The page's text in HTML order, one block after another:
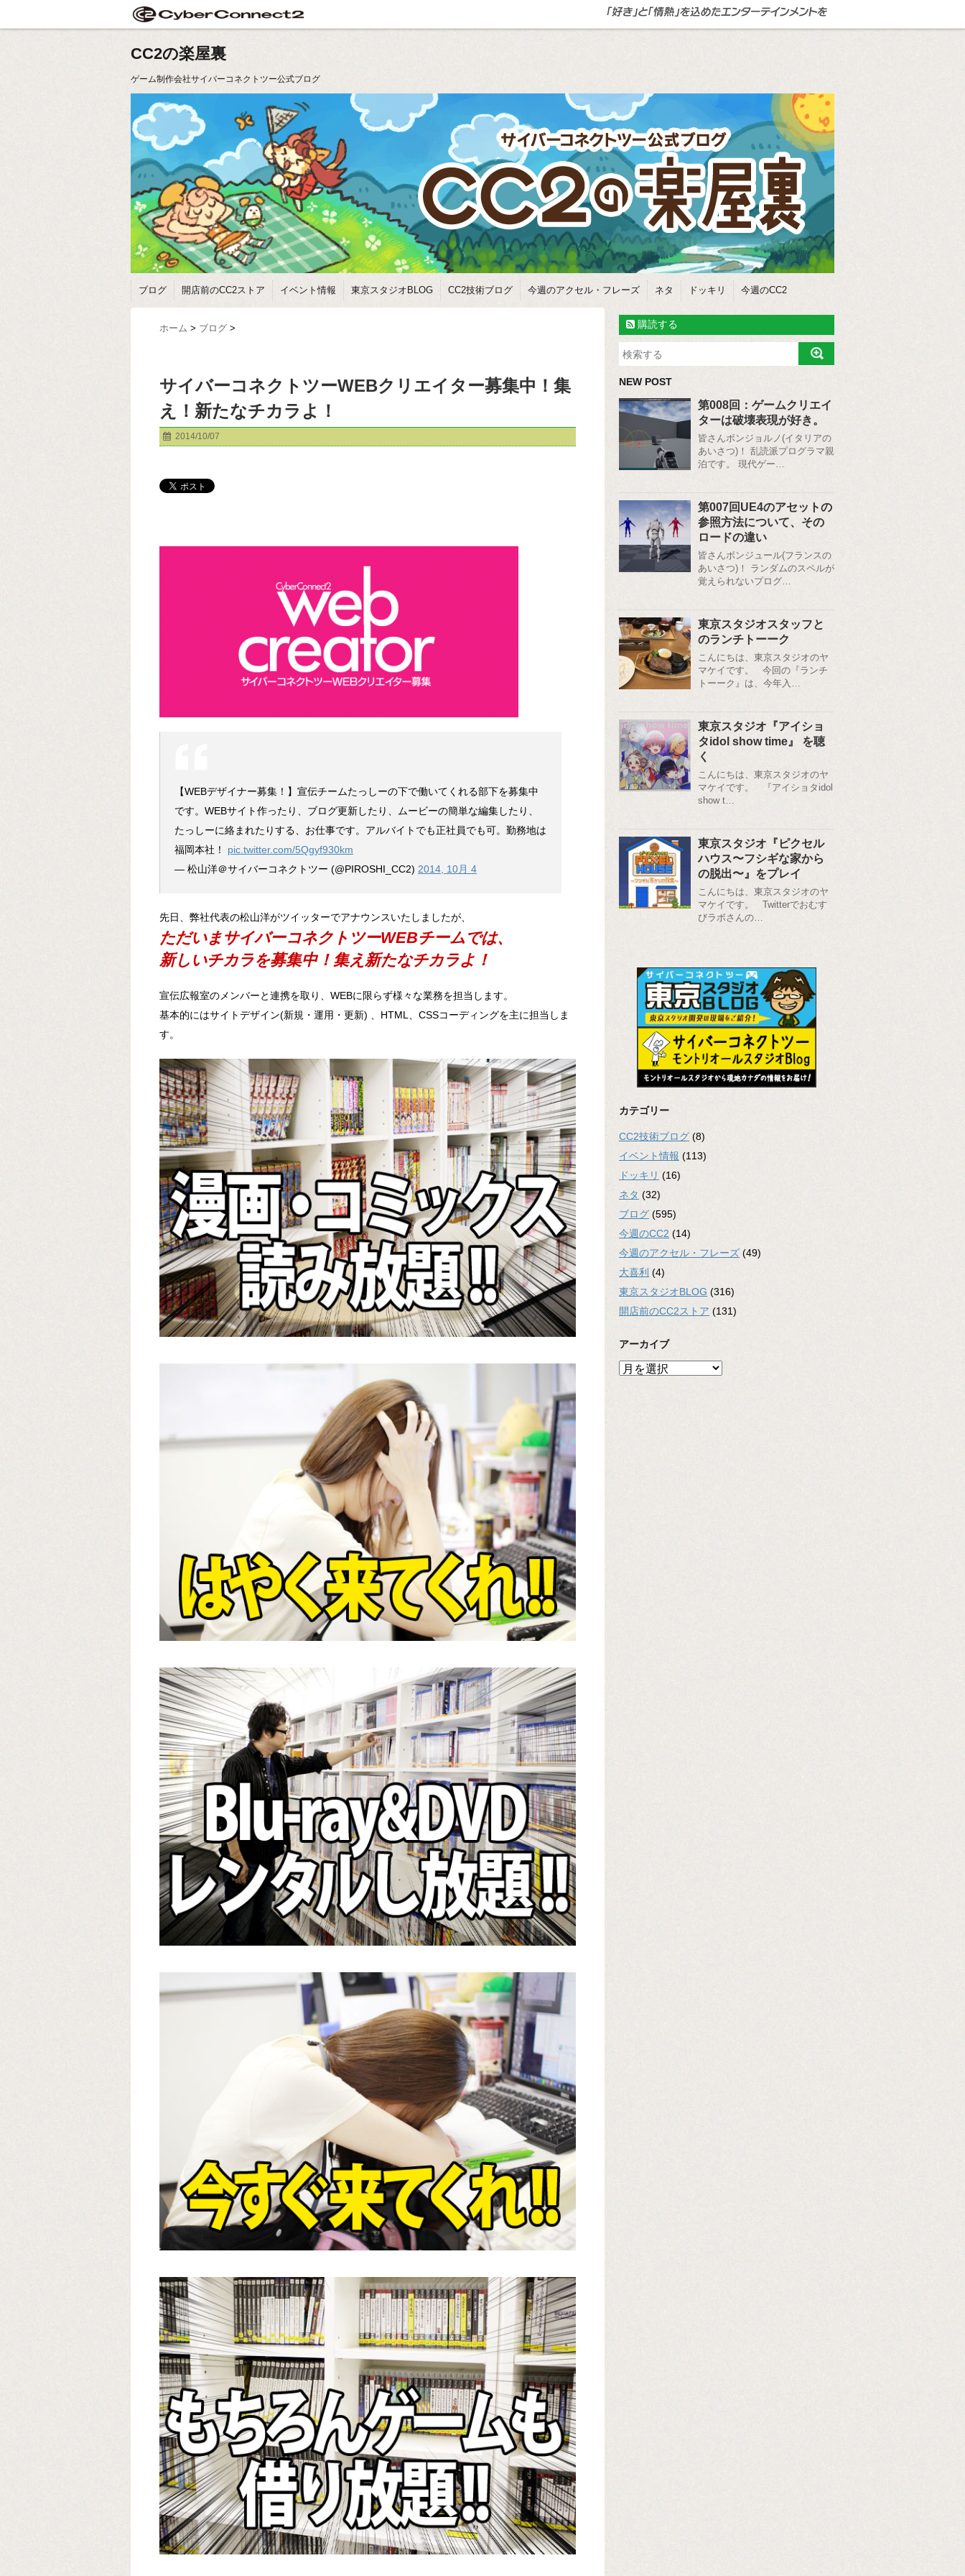
CC2の楽屋裏
ゲーム制作会社サイバーコネクトツー公式ブログ
ブログ 開店前のCC2ストア イベント情報 東京スタジオBLOG CC2技術ブログ 今週のアクセル・フレーズ ネタ ドッキリ 今週のCC2
ホーム > ブログ >
サイバーコネクトツーWEBクリエイター募集中！集
え！新たなチカラよ！
2014/10/07
【WEBデザイナー募集！】宣伝チームたっしーの下で働いてくれる部下を募集中
です。WEBサイト作ったり、ブログ更新したり、ムービーの簡単な編集したり、
たっしーに絡まれたりする、お仕事です。アルバイトでも正社員でも可。勤務地は
福岡本社！ pic.twitter.com/5Qgyf930km
— 松山洋＠サイバーコネクトツー (@PIROSHI_CC2) 2014, 10月 4
先日、弊社代表の松山洋がツイッターでアナウンスいたしましたが、
ただいまサイバーコネクトツーWEBチームでは、
新しいチカラを募集中！集え新たなチカラよ！
宣伝広報室のメンバーと連携を取り、WEBに限らず様々な業務を担当します。
基本的にはサイトデザイン(新規・運用・更新) 、HTML、CSSコーディングを主に担当しま
す。
購読する
NEW POST
第008回：ゲームクリエイ
ターは破壊表現が好き。
皆さんボンジョルノ(イタリアの
あいさつ)！ 乱読派プログラマ親
泊です。 現代ゲー…
第007回UE4のアセットの
参照方法について、その
ロードの違い
皆さんボンジュール(フランスの
あいさつ)！ ランダムのスペルが
覚えられないプログ…
東京スタジオスタッフと
のランチトーーク
こんにちは、東京スタジオのヤ
マケイです。 今回の『ランチ
トーーク』は、今年入…
東京スタジオ『アイショ
タidol show time』 を聴
く
こんにちは、東京スタジオのヤ
マケイです。 『アイショタidol
show t…
東京スタジオ『ピクセル
ハウス〜フシギな家から
の脱出〜』をプレイ
こんにちは、東京スタジオのヤ
マケイです。 Twitterでおむす
びラボさんの…
カテゴリー
CC2技術ブログ (8)
イベント情報 (113)
ドッキリ (16)
ネタ (32)
ブログ (595)
今週のCC2 (14)
今週のアクセル・フレーズ (49)
大喜利 (4)
東京スタジオBLOG (316)
開店前のCC2ストア (131)
アーカイブ
ア